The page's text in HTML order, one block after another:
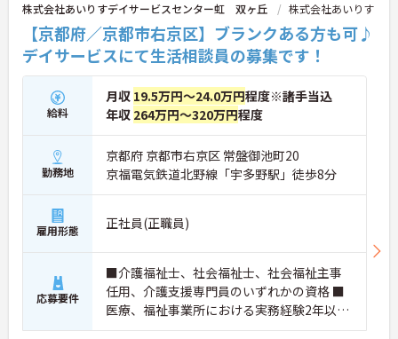
株式会社あいりすデイサービスセンター虹 双ヶ丘 株式会社あいりす
【京都府／京都市右京区】ブランクある方も可♪
デイサービスにて生活相談員の募集です！
給料
月収 19.5万円～24.0万円程度※諸手当込
年収 264万円～320万円程度
勤務地
京都府 京都市右京区 常盤御池町20
京福電気鉄道北野線「宇多野駅」徒歩8分
雇用形態 正社員(正職員)
応募要件
■介護福祉士、社会福祉士、社会福祉主事
任用、介護支援専門員のいずれかの資格 ■
医療、福祉事業所における実務経験2年以上
必須 ■ブランク可